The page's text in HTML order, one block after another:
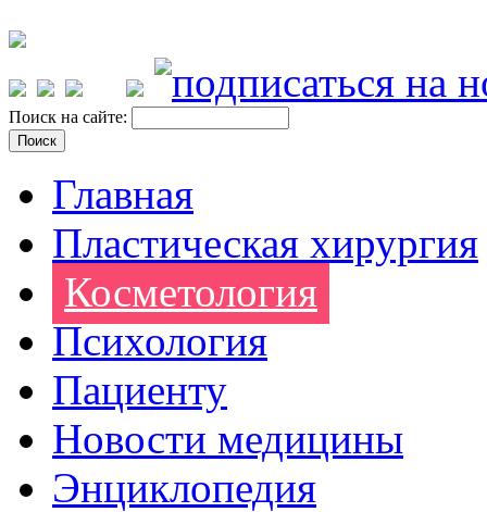
Поиск на сайте:
Главная
Пластическая хирургия
Косметология
Психология
Пациенту
Новости медицины
Энциклопедия